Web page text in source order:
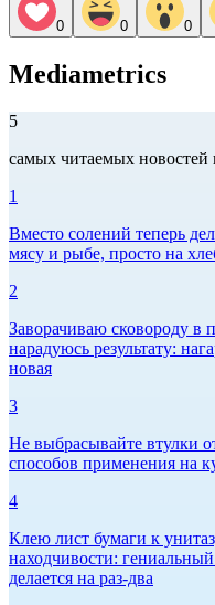
0 0 0
Mediametrics
5
самых читаемых новостей
1
Вместо солений теперь
мясу и рыбе, просто на
2
Заворачиваю сковороду в
нарадуюсь результату:
новая
3
Не выбрасывайте втулки
способов применения на
4
Клею лист бумаги к
находчивости:
делается на раз-два